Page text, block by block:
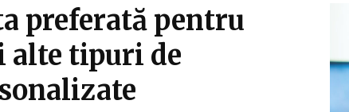
preferată pentru
tipuri de